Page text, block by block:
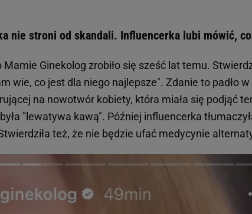
nie stroni od skandali. Influencerka lubi mówić,
Mamie Ginekolog zrobiło się sześć lat temu.
wie, co jest dla niego najlepsze". Zdanie to padło
na nowotwór kobiety, która miała się podjąć
"lewatywa kawą". Później influencerka
też, że nie będzie ufać medycynie